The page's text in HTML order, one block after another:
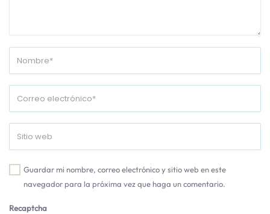
Guardar mi nombre, correo electrónico y sitio web en este
navegador para la próxima vez que haga un comentario.
Recaptcha